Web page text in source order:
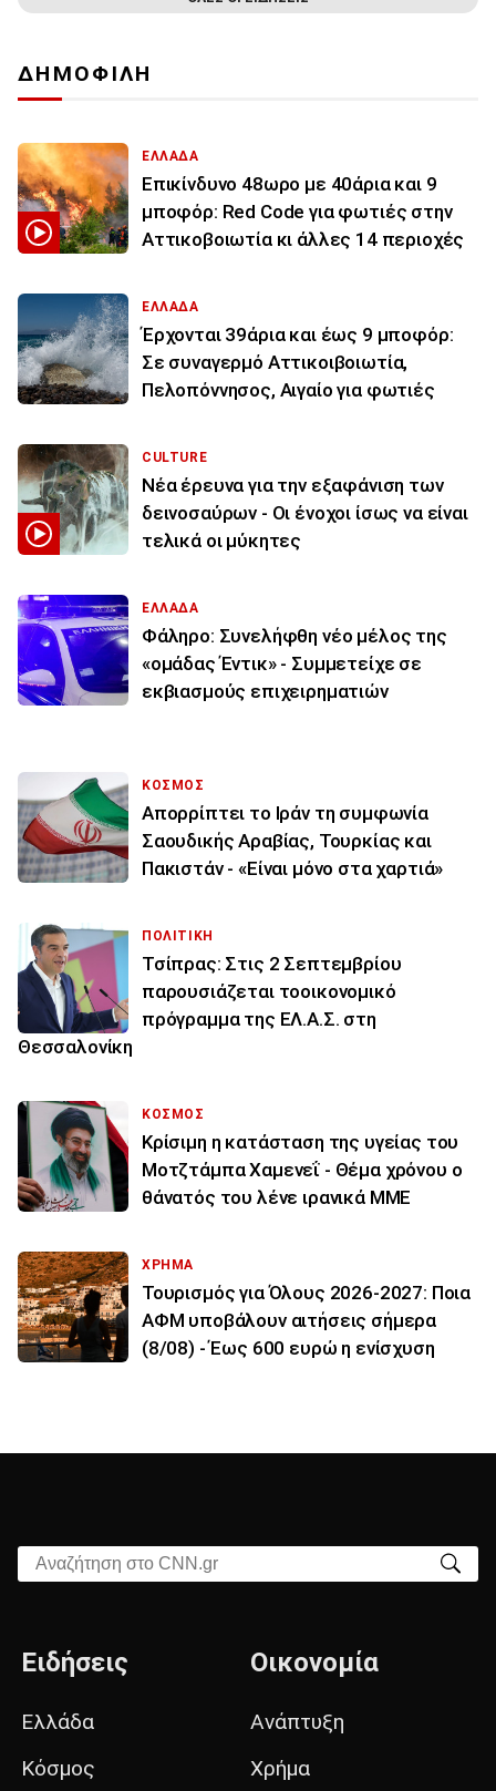
ΔΗΜΟΦΙΛΗ
ΕΛΛΑΔΑ
Επικίνδυνο 48ωρο με 40άρια και 9
μποφόρ: Red Code για φωτιές στην
Αττικοβοιωτία κι άλλες 14 περιοχές
ΕΛΛΑΔΑ
Έρχονται 39άρια και έως 9 μποφόρ:
Σε συναγερμό Αττικοιβοιωτία,
Πελοπόννησος, Αιγαίο για φωτιές
CULTURE
Νέα έρευνα για την εξαφάνιση των
δεινοσαύρων - Οι ένοχοι ίσως να είναι
τελικά οι μύκητες
ΕΛΛΑΔΑ
Φάληρο: Συνελήφθη νέο μέλος της
«ομάδας Έντικ» - Συμμετείχε σε
εκβιασμούς επιχειρηματιών
ΚΟΣΜΟΣ
Απορρίπτει το Ιράν τη συμφωνία
Σαουδικής Αραβίας, Τουρκίας και
Πακιστάν - «Είναι μόνο στα χαρτιά»
ΠΟΛΙΤΙΚΗ
Τσίπρας: Στις 2 Σεπτεμβρίου
παρουσιάζεται τοοικονομικό
πρόγραμμα της ΕΛ.Α.Σ. στη
Θεσσαλονίκη
ΚΟΣΜΟΣ
Κρίσιμη η κατάσταση της υγείας του
Μοτζτάμπα Χαμενεΐ - Θέμα χρόνου ο
θάνατός του λένε ιρανικά ΜΜΕ
ΧΡΗΜΑ
Τουρισμός για Όλους 2026-2027: Ποια
ΑΦΜ υποβάλουν αιτήσεις σήμερα
(8/08) - Έως 600 ευρώ η ενίσχυση
Αναζήτηση στο CNN.gr
Ειδήσεις
Ελλάδα
Κόσμος
Οικονομία
Ανάπτυξη
Χρήμα